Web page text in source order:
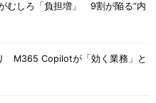
むしろ「負担増」 9割が陥る“内
M365 Copilotが「効く業務」と